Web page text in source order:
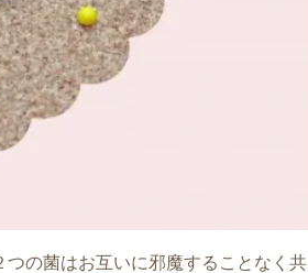
の菌はお互いに邪魔することなく共